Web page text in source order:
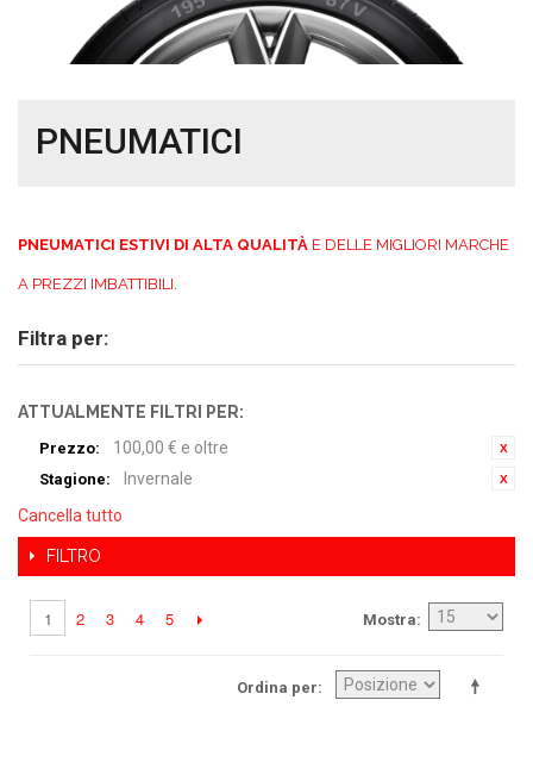
PNEUMATICI
PNEUMATICI ESTIVI DI ALTA QUALITÀ E DELLE MIGLIORI MARCHE
A PREZZI IMBATTIBILI.
Filtra per:
ATTUALMENTE FILTRI PER:
Prezzo: 100,00 € e oltre
Stagione:
Invernale
Cancella tutto
FILTRO
Mostra
1 2 3 4 5
Ordina per